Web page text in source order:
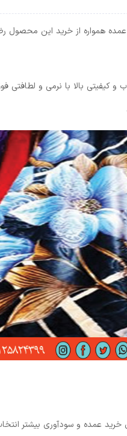
همواره از خرید این محصول
بالا با نرمی و لطافتی
عمده و سودآوری بیشتر